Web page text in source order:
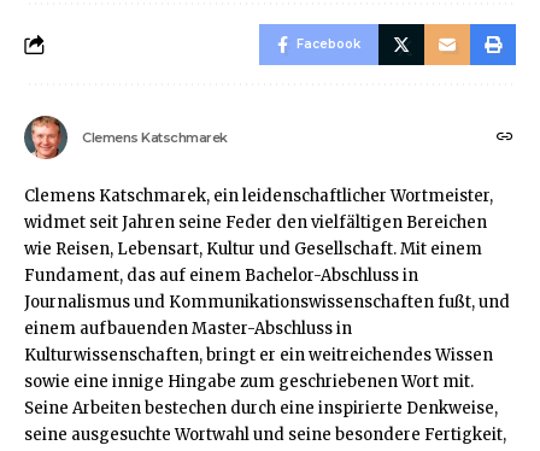
Facebook
Clemens Katschmarek
Clemens Katschmarek, ein leidenschaftlicher Wortmeister,
widmet seit Jahren seine Feder den vielfältigen Bereichen
wie Reisen, Lebensart, Kultur und Gesellschaft. Mit einem
Fundament, das auf einem Bachelor-Abschluss in
Journalismus und Kommunikationswissenschaften fußt, und
einem aufbauenden Master-Abschluss in
Kulturwissenschaften, bringt er ein weitreichendes Wissen
sowie eine innige Hingabe zum geschriebenen Wort mit.
Seine Arbeiten bestechen durch eine inspirierte Denkweise,
seine ausgesuchte Wortwahl und seine besondere Fertigkeit,